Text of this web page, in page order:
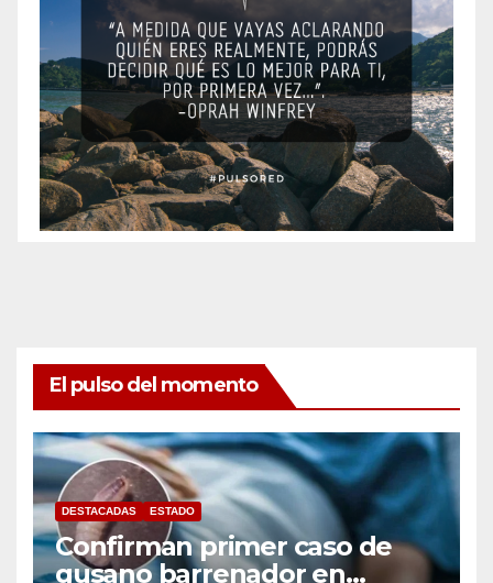
El pulso del momento
DESTACADAS ESTADO
Confirman primer caso de
gusano barrenador en